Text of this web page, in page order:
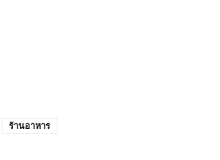
ร้านอาหาร